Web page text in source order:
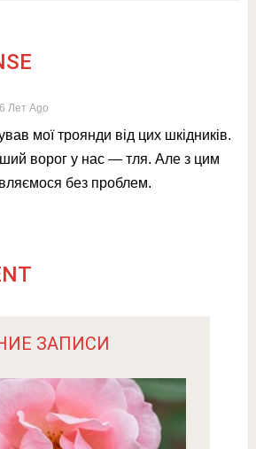
6 Лет Ago
мої троянди від цих шкідників.
ворог у нас — тля. Але з цим
без проблем.
ЗАПИСИ